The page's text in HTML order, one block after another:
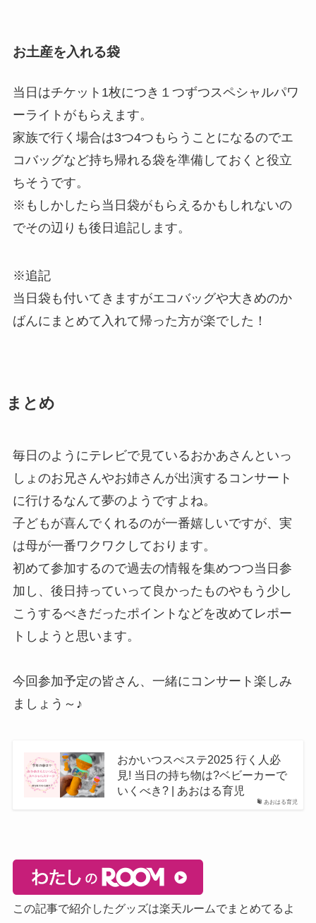
お土産を入れる袋
当日はチケット1枚につき１つずつスペシャルパワ
ーライトがもらえます。
家族で行く場合は3つ4つもらうことになるのでエ
コバッグなど持ち帰れる袋を準備しておくと役立
ちそうです。
※もしかしたら当日袋がもらえるかもしれないの
でその辺りも後日追記します。
※追記
当日袋も付いてきますがエコバッグや大きめのか
ばんにまとめて入れて帰った方が楽でした！
まとめ
毎日のようにテレビで見ているおかあさんといっ
しょのお兄さんやお姉さんが出演するコンサート
に行けるなんて夢のようですよね。
子どもが喜んでくれるのが一番嬉しいですが、実
は母が一番ワクワクしております。
初めて参加するので過去の情報を集めつつ当日参
加し、後日持っていって良かったものやもう少し
こうするべきだったポイントなどを改めてレポー
トしようと思います。
今回参加予定の皆さん、一緒にコンサート楽しみ
ましょう～♪
あおはる育児
おかいつスぺステ2025 行く人必
見! 当日の持ち物は?ベビーカーで
いくべき? | あおはる育児
この記事で紹介したグッズは楽天ルームでまとめてるよ